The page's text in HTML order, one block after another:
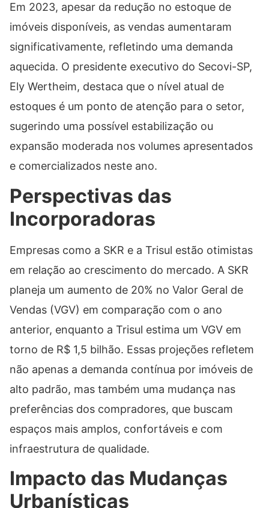
Em 2023, apesar da redução no estoque de
imóveis disponíveis, as vendas aumentaram
significativamente, refletindo uma demanda
aquecida. O presidente executivo do Secovi-SP,
Ely Wertheim, destaca que o nível atual de
estoques é um ponto de atenção para o setor,
sugerindo uma possível estabilização ou
expansão moderada nos volumes apresentados
e comercializados neste ano.
Perspectivas das
Incorporadoras
Empresas como a SKR e a Trisul estão otimistas
em relação ao crescimento do mercado. A SKR
planeja um aumento de 20% no Valor Geral de
Vendas (VGV) em comparação com o ano
anterior, enquanto a Trisul estima um VGV em
torno de R$ 1,5 bilhão. Essas projeções refletem
não apenas a demanda contínua por imóveis de
alto padrão, mas também uma mudança nas
preferências dos compradores, que buscam
espaços mais amplos, confortáveis e com
infraestrutura de qualidade.
Impacto das Mudanças
Urbanísticas